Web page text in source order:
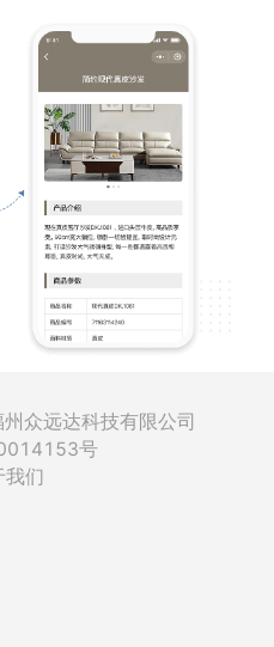
众远达科技有限公司
号
我们